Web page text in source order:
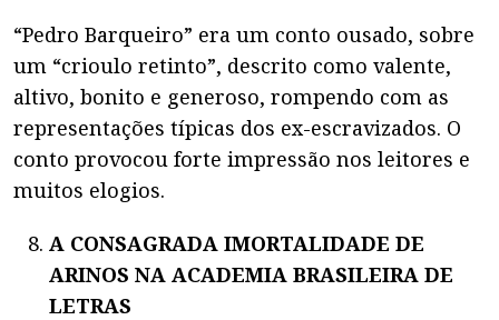
“Pedro Barqueiro” era um conto ousado, sobre
um “crioulo retinto”, descrito como valente,
altivo, bonito e generoso, rompendo com as
representações típicas dos ex-escravizados. O
conto provocou forte impressão nos leitores e
muitos elogios.
A CONSAGRADA IMORTALIDADE DE
ARINOS NA ACADEMIA BRASILEIRA DE
LETRAS